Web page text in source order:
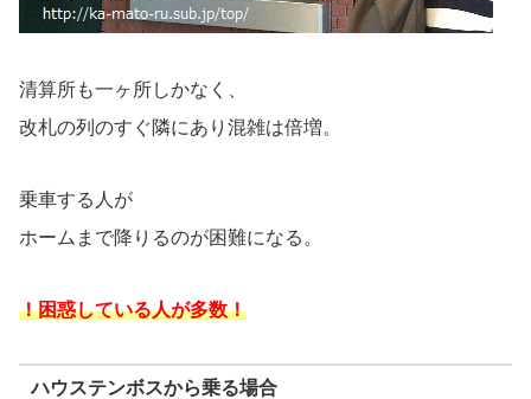
清算所も一ヶ所しかなく、
改札の列のすぐ隣にあり混雑は倍増。
乗車する人が
ホームまで降りるのが困難になる。
！困惑している人が多数！
ハウステンボスから乗る場合